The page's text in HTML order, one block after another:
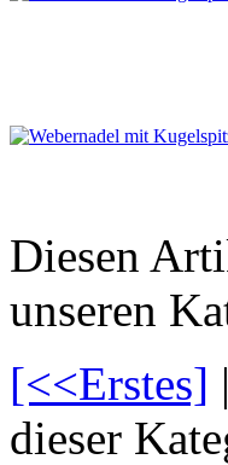
Diesen
unseren
[<<Erstes] |
dieser